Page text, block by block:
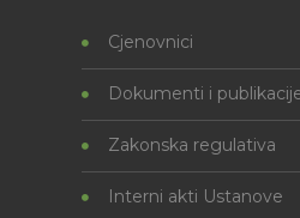
Cjenovnici
Dokumenti i
Zakonska regulativa
Interni akti Ustanove